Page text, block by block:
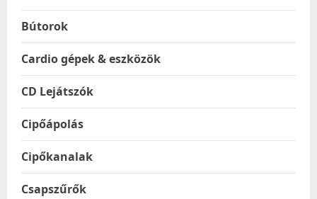
Bútorok
Cardio gépek & eszközök
CD Lejátszók
Cipőápolás
Cipőkanalak
Csapszűrők